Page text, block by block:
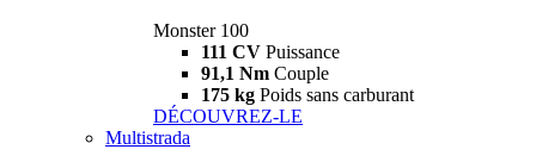
Monster 100
111 CV Puissance
91,1 Nm Couple
175 kg Poids sans carburant
DÉCOUVREZ-LE
Multistrada